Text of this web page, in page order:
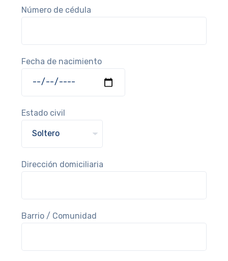
Número de cédula
Fecha de nacimiento
Estado civil
Dirección domiciliaria
Barrio / Comunidad